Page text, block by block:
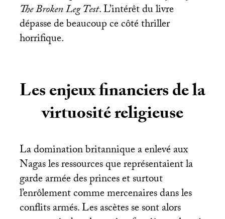
The Broken Leg Test. L’intérêt du livre
dépasse de beaucoup ce côté thriller
horrifique.
Les enjeux financiers de la
virtuosité religieuse
La domination britannique a enlevé aux
Nagas les ressources que représentaient la
garde armée des princes et surtout
l’enrôlement comme mercenaires dans les
conflits armés. Les ascètes se sont alors